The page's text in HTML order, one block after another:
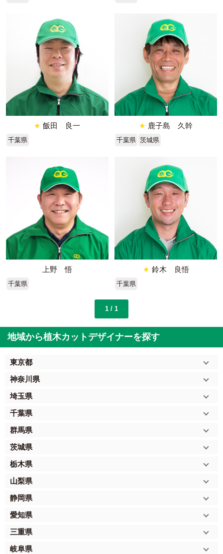
★ 飯田 良一
千葉県
★ 鹿子島 久幹
千葉県 茨城県
上野 悟
千葉県
★ 鈴木 良悟
千葉県
1 / 1
地域から植木カットデザイナーを探す
東京都
神奈川県
埼玉県
千葉県
群馬県
茨城県
栃木県
山梨県
静岡県
愛知県
三重県
岐阜県